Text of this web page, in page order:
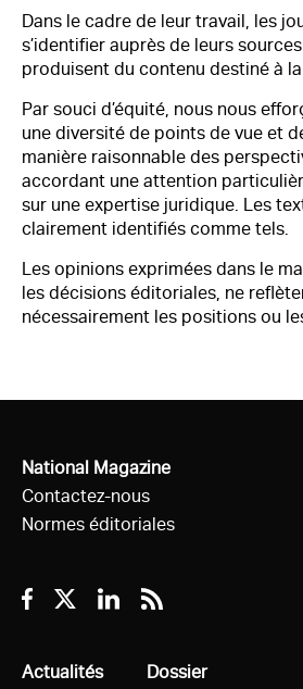
Dans le cadre de leur travail, les
s’identifier auprès de leurs
produisent du contenu destiné à
Par souci d’équité, nous nous
une diversité de points de vue et
manière raisonnable des
accordant une attention
sur une expertise juridique. Les
clairement identifiés comme tels.
Les opinions exprimées dans le
les décisions éditoriales, ne
nécessairement les positions ou
National Magazine
Contactez-nous
Normes éditoriales
Facebook
TwitterLinkedin
RSS
Tous
Actualités Tous
Dossier